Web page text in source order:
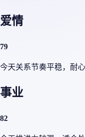
爱情
79
今天关系节奏平稳，耐
事业
82